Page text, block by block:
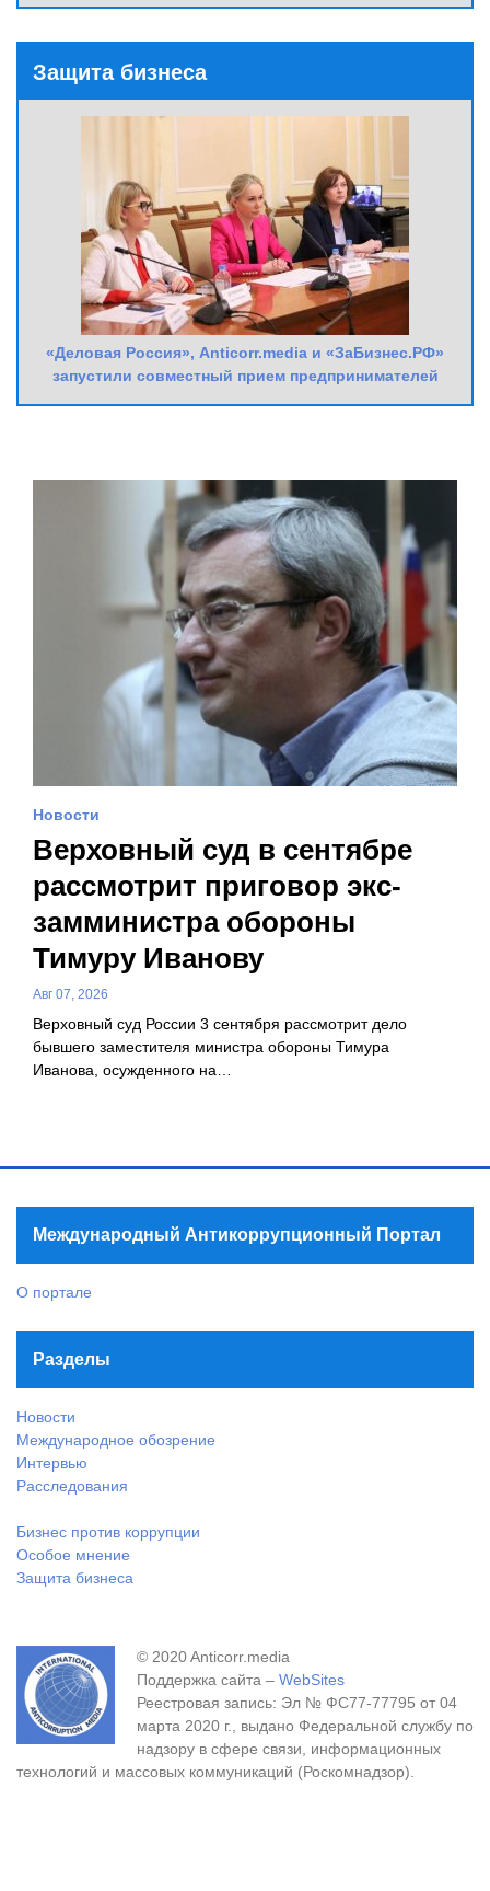
Защита бизнеса
«Деловая Россия», Anticorr.media и «ЗаБизнес.РФ»
запустили совместный прием предпринимателей
Новости
Верховный суд в сентябре
рассмотрит приговор экс-
замминистра обороны
Тимуру Иванову
Авг 07, 2026
Верховный суд России 3 сентября рассмотрит дело
бывшего заместителя министра обороны Тимура
Иванова, осужденного на…
Международный Антикоррупционный Портал
О портале
Разделы
Новости
Международное обозрение
Интервью
Расследования
Бизнес против коррупции
Особое мнение
Защита бизнеса
© 2020 Anticorr.media
Поддержка сайта – WebSites
Реестровая запись: Эл № ФС77-77795 от 04
марта 2020 г., выдано Федеральной службу по
надзору в сфере связи, информационных
технологий и массовых коммуникаций (Роскомнадзор).